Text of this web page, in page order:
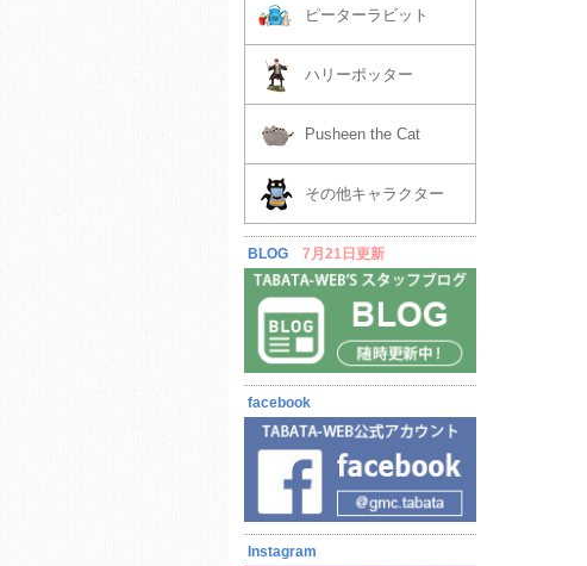
ピーターラビット
ハリーポッター
Pusheen the Cat
その他キャラクター
BLOG 7月21日更新
facebook
Instagram